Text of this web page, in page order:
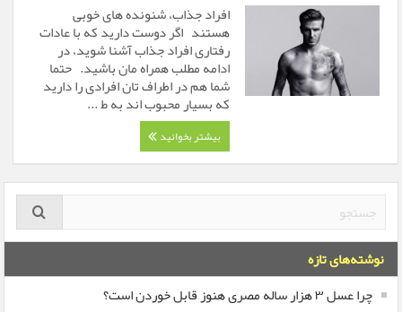
افراد جذاب، شنونده های خوبی
هستند‎ اگر دوست دارید که با عادات
رفتاری افراد جذاب آشنا شوید، در
ادامه مطلب همراه مان باشید. حتما
شما هم در اطراف تان افرادی را دارید
که بسیار محبوب اند به ط ...
بیشتر بخوانید
نوشته‌های تازه
چرا عسل ۳ هزار ساله‌ مصری هنوز قابل خوردن است؟